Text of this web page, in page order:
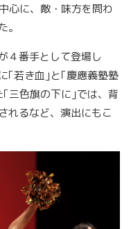
心に、敵・味方を問わ
４番手として登場し
｢若き血｣と｢慶應義塾塾
三色旗の下に｣では、背
れるなど、演出にもこ